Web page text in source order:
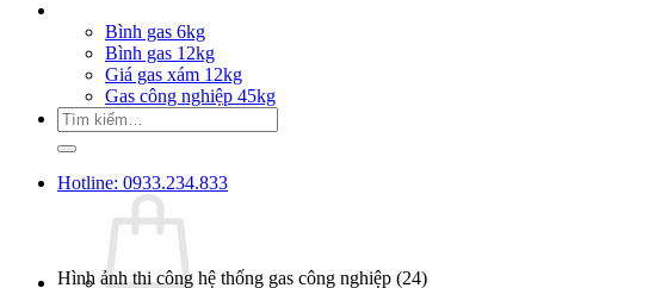
Bình gas 6kg
Bình gas 12kg
Giá gas xám 12kg
Gas công nghiệp 45kg
Tìm
kiếm:
Hotline: 0933.234.833
Hình ảnh thi công hệ thống gas công nghiệp (24)